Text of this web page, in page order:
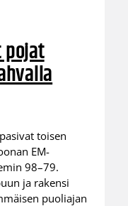
pojat
toisen
EM-
98–79.
ja rakensi
puoliajan